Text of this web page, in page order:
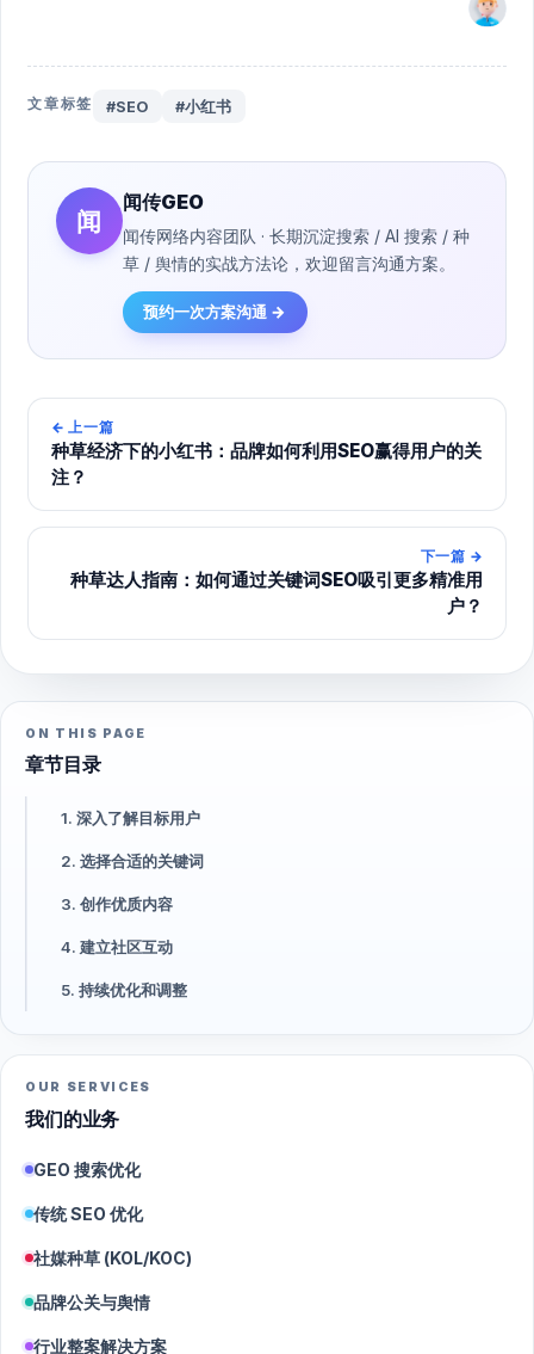
文章标签 #SEO #小红书
闻
闻传GEO
闻传网络内容团队 · 长期沉淀搜索 / AI 搜索 / 种
草 / 舆情的实战方法论，欢迎留言沟通方案。
预约一次方案沟通 →
← 上一篇
种草经济下的小红书：品牌如何利用SEO赢得用户的关
注？
下一篇 →
种草达人指南：如何通过关键词SEO吸引更多精准用
户？
ON THIS PAGE
章节目录
1. 深入了解目标用户
2. 选择合适的关键词
3. 创作优质内容
4. 建立社区互动
5. 持续优化和调整
OUR SERVICES
我们的业务
GEO 搜索优化
传统 SEO 优化
社媒种草 (KOL/KOC)
品牌公关与舆情
行业整案解决方案